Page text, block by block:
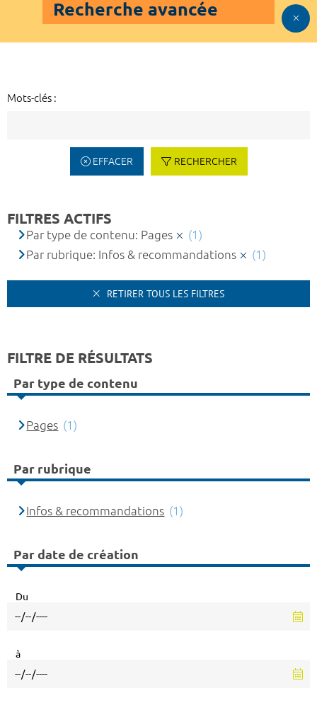
Recherche avancée
Mots-clés :
EFFACER RECHERCHER
FILTRES ACTIFS
Par type de contenu: Pages
(1)
Par rubrique: Infos & recommandations
(1)
RETIRER TOUS LES FILTRES
FILTRE DE RÉSULTATS
Par type de contenu
Pages (1)
Par rubrique
Infos & recommandations (1)
Par date de création
Du
à